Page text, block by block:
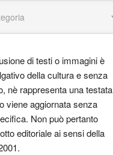
di testi o immagini è
della cultura e senza
nè rappresenta una testata
viene aggiornata senza
Non può pertanto
editoriale ai sensi della